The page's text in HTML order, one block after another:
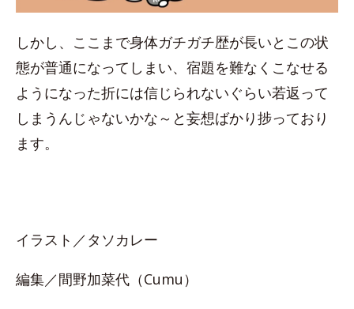
しかし、ここまで身体ガチガチ歴が長いとこの状
態が普通になってしまい、宿題を難なくこなせる
ようになった折には信じられないぐらい若返って
しまうんじゃないかな～と妄想ばかり捗っており
ます。
イラスト／タソカレー
編集／間野加菜代（Cumu）